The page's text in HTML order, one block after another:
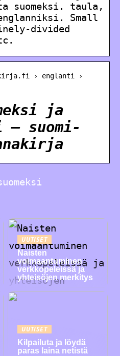
suomeksi. taula,
Small
divided
› englanti ›
ja
– suomi-
UUTISET
Naisten
voimaantuminen
verkkopeleissä ja
yhteisöjen merkitys
UUTISET
Kilpailuta ja löydä
paras laina netistä